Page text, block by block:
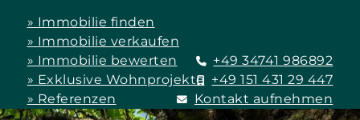
» Immobilie finden
» Immobilie verkaufen
» Immobilie bewerten
» Exklusive Wohnprojekte
» Referenzen
+49 34741 986892
+49 151 431 29 447
Kontakt aufnehmen